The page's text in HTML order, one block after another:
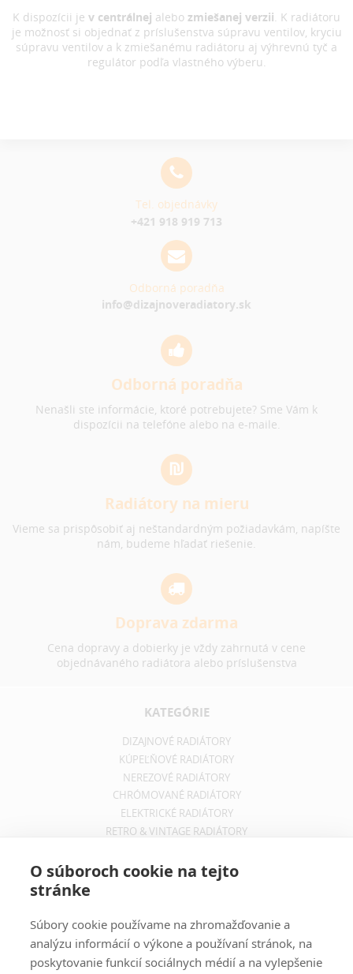
K dispozícii je v centrálnej alebo zmiešanej verzii. K radiátoru
je možnosť si objednať z príslušenstva súpravu ventilov, kryciu
súpravu ventilov a k zmiešanému radiátoru aj výhrevnú tyč a
regulátor podľa vlastného výberu.
Tel. objednávky
+421 918 919 713
Odborná poradňa
info@dizajnoveradiatory.sk
Odborná poradňa
Nenašli ste informácie, ktoré potrebujete? Sme Vám k
dispozícii na telefóne alebo na e-maile.
Radiátory na mieru
Vieme sa prispôsobiť aj neštandardným požiadavkám, napíšte
nám, budeme hľadať riešenie.
Doprava zdarma
Cena dopravy a dobierky je vždy zahrnutá v cene
objednávaného radiátora alebo príslušenstva
KATEGÓRIE
DIZAJNOVÉ RADIÁTORY
KÚPEĽŇOVÉ RADIÁTORY
NEREZOVÉ RADIÁTORY
CHRÓMOVANÉ RADIÁTORY
ELEKTRICKÉ RADIÁTORY
RETRO & VINTAGE RADIÁTORY
INFORMÁCIE O DOPRAVE
OCHRANA SÚKROMIA
O súboroch cookie na tejto
stránke
Súbory cookie používame na zhromažďovanie a
analýzu informácií o výkone a používaní stránok, na
poskytovanie funkcií sociálnych médií a na vylepšenie